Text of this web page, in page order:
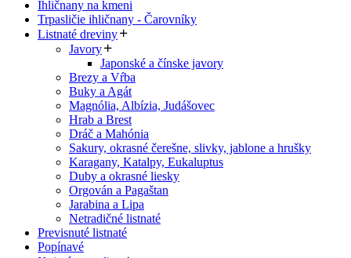
Ihličnany na kmeni
Trpasličie ihličnany - Čarovníky
Listnaté dreviny
Javory
Japonské a čínske javory
Brezy a Vŕba
Buky a Agát
Magnólia, Albízia, Judášovec
Hrab a Brest
Dráč a Mahónia
Sakury, okrasné čerešne, slivky, jablone a hrušky
Karagany, Katalpy, Eukaluptus
Duby a okrasné liesky
Orgován a Pagaštan
Jarabina a Lipa
Netradičné listnaté
Previsnuté listnaté
Popínavé